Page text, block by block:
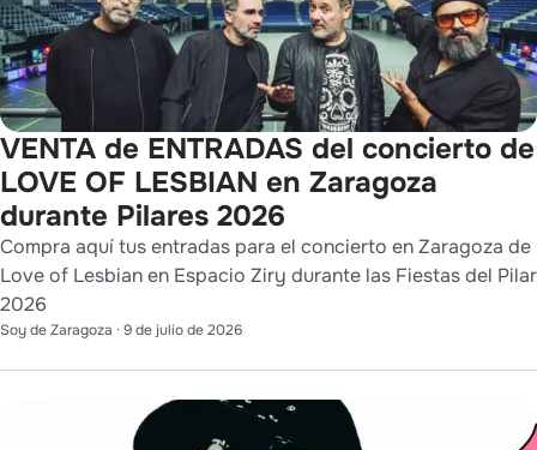
VENTA de ENTRADAS del concierto de
LOVE OF LESBIAN en Zaragoza
durante Pilares 2026
Compra aquí tus entradas para el concierto en Zaragoza de
Love of Lesbian en Espacio Ziry durante las Fiestas del Pilar
2026
Soy de Zaragoza · 9 de julio de 2026